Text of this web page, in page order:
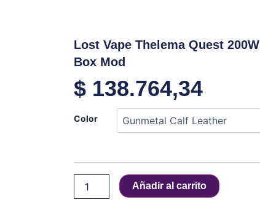
Lost Vape Thelema Quest 200W
Box Mod
$ 138.764,34
Color
Lost
200W
Box
Mod
cantidad
Añadir al carrito